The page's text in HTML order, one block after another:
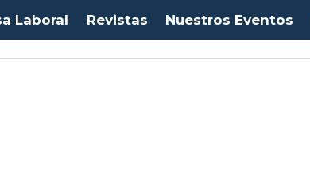
Laboral Revistas Nuestros Eventos